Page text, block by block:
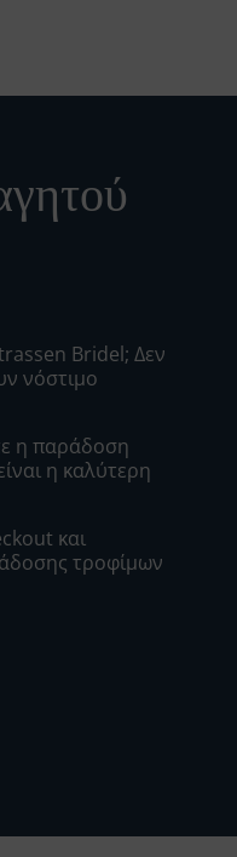
Bridel; Δεν
νόστιμο
η παράδοση
η καλύτερη
και
τροφίμων